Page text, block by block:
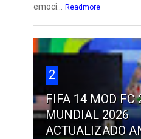
emoci...
Readmore
2
FIFA 14 MOD FC
MUNDIAL 2026
ACTUALIZADO